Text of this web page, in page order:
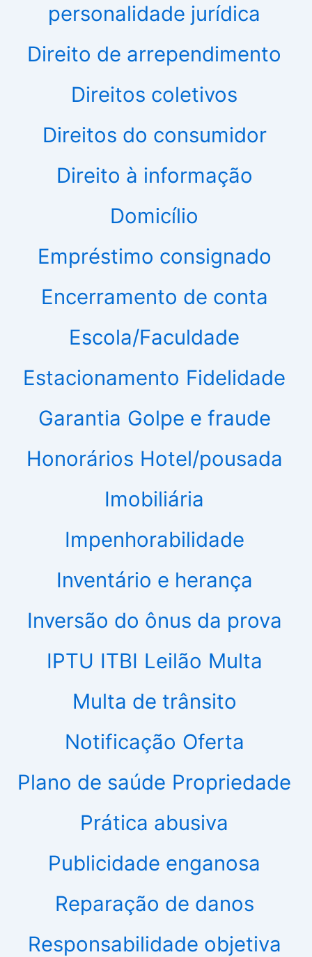
personalidade jurídica
Direito de arrependimento
Direitos coletivos
Direitos do consumidor
Direito à informação
Domicílio
Empréstimo consignado
Encerramento de conta
Escola/Faculdade
Estacionamento Fidelidade
Garantia Golpe e fraude
Honorários Hotel/pousada
Imobiliária
Impenhorabilidade
Inventário e herança
Inversão do ônus da prova
IPTU ITBI Leilão Multa
Multa de trânsito
Notificação Oferta
Plano de saúde Propriedade
Prática abusiva
Publicidade enganosa
Reparação de danos
Responsabilidade objetiva